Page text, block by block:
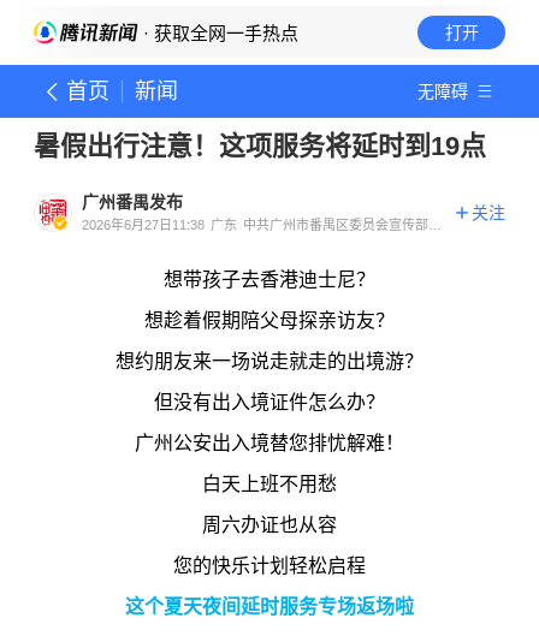
· 获取全网一手热点 打开
首页 新闻 无障碍
暑假出行注意！这项服务将延时到19点
广州番禺发布
2026年6月27日11:38 广东 中共广州市番禺区委员会宣传部官
关注
想带孩子去香港迪士尼？
想趁着假期陪父母探亲访友？
想约朋友来一场说走就走的出境游？
但没有出入境证件怎么办？
广州公安出入境替您排忧解难！
白天上班不用愁
周六办证也从容
您的快乐计划轻松启程
这个夏天夜间延时服务专场返场啦